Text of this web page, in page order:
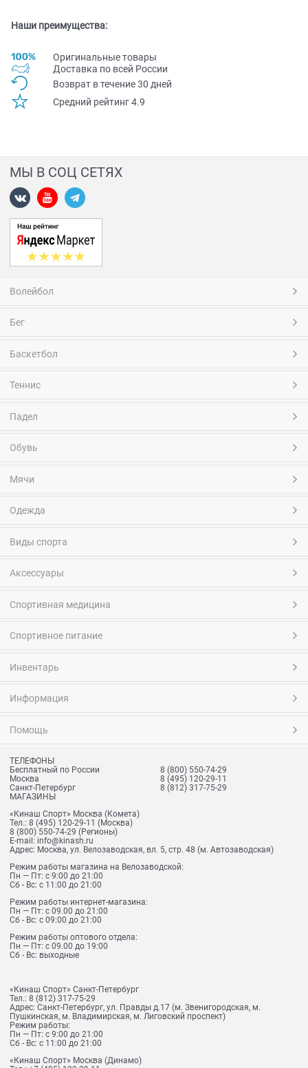
Наши преимущества:
Оригинальные товары
Доставка по всей Pоссии
Возврат в течение 30 дней
Средний рейтинг 4.9
МЫ В СОЦ СЕТЯХ
Волейбол
Бег
Баскетбол
Теннис
Падел
Обувь
Мячи
Одежда
Виды спорта
Аксессуары
Спортивная медицина
Спортивное питание
Инвентарь
Информация
Помощь
ТЕЛЕФОНЫ
Бесплатный по России
8 (800) 550-74-29
Москва
8 (495) 120-29-11
Санкт-Петербург
8 (812) 317-75-29
МАГАЗИНЫ
«Кинаш Спорт» Москва (Комета)
Тел.: 8 (495) 120-29-11 (Москва)
8 (800) 550-74-29 (Регионы)
E-mail: info@kinash.ru
Адрес: Москва, ул. Велозаводская, вл. 5, стр. 48 (м. Автозаводская)
Режим работы магазина на Велозаводской:
Пн — Пт: с 9:00 до 21:00
Сб - Вс: с 11:00 до 21:00
Режим работы интернет-магазина:
Пн — Пт: с 09.00 до 21:00
Сб - Вс: с 09:00 до 21:00
Режим работы оптового отдела:
Пн — Пт: с 09.00 до 19:00
Сб - Вс: выходные
«Кинаш Спорт» Санкт-Петербург
Тел.: 8 (812) 317-75-29
Адрес: Санкт-Петербург, ул. Правды д.17 (м. Звенигородская, м.
Пушкинская, м. Владимирская, м. Лиговский проспект)
Режим работы:
Пн — Пт: с 9:00 до 21:00
Сб - Вс: с 11:00 до 21:00
«Кинаш Спорт» Москва (Динамо)